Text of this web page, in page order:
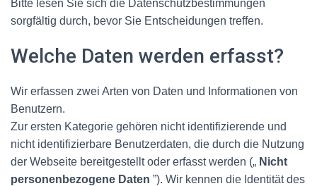
Bitte lesen Sie sich die Datenschutzbestimmungen
sorgfältig durch, bevor Sie Entscheidungen treffen.
Welche Daten werden erfasst?
Wir erfassen zwei Arten von Daten und Informationen von
Benutzern.
Zur ersten Kategorie gehören nicht identifizierende und
nicht identifizierbare Benutzerdaten, die durch die Nutzung
der Webseite bereitgestellt oder erfasst werden („ Nicht
personenbezogene Daten ”). Wir kennen die Identität des